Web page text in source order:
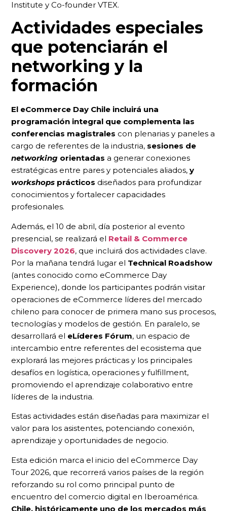
Institute y Co-founder VTEX.
Actividades especiales
que potenciarán el
networking y la
formación
El eCommerce Day Chile incluirá una
programación integral que complementa las
conferencias magistrales con plenarias y paneles a
cargo de referentes de la industria, sesiones de
networking orientadas a generar conexiones
estratégicas entre pares y potenciales aliados, y
workshops prácticos diseñados para profundizar
conocimientos y fortalecer capacidades
profesionales.
Además, el 10 de abril, día posterior al evento
presencial, se realizará el Retail & Commerce
Discovery 2026, que incluirá dos actividades clave.
Por la mañana tendrá lugar el Technical Roadshow
(antes conocido como eCommerce Day
Experience), donde los participantes podrán visitar
operaciones de eCommerce líderes del mercado
chileno para conocer de primera mano sus procesos,
tecnologías y modelos de gestión. En paralelo, se
desarrollará el eLíderes Fórum, un espacio de
intercambio entre referentes del ecosistema que
explorará las mejores prácticas y los principales
desafíos en logística, operaciones y fulfillment,
promoviendo el aprendizaje colaborativo entre
líderes de la industria.
Estas actividades están diseñadas para maximizar el
valor para los asistentes, potenciando conexión,
aprendizaje y oportunidades de negocio.
Esta edición marca el inicio del eCommerce Day
Tour 2026, que recorrerá varios países de la región
reforzando su rol como principal punto de
encuentro del comercio digital en Iberoamérica.
Chile, históricamente uno de los mercados más